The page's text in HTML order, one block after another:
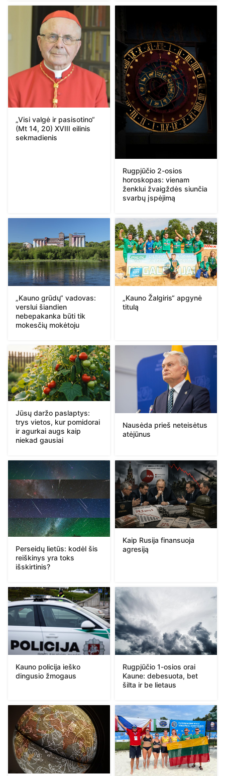
„Visi valgė ir pasisotino“
(Mt 14, 20) XVIII eilinis
sekmadienis
Rugpjūčio 2-osios
horoskopas: vienam
ženklui žvaigždės siunčia
svarbų įspėjimą
„Kauno grūdų“ vadovas:
verslui šiandien
nebepakanka būti tik
mokesčių mokėtoju
„Kauno Žalgiris“ apgynė
titulą
Jūsų daržo paslaptys:
trys vietos, kur pomidorai
ir agurkai augs kaip
niekad gausiai
Nausėda prieš neteisėtus
atėjūnus
Perseidų lietūs: kodėl šis
reiškinys yra toks
išskirtinis?
Kaip Rusija finansuoja
agresiją
Kauno policija ieško
dingusio žmogaus
Rugpjūčio 1-osios orai
Kaune: debesuota, bet
šilta ir be lietaus